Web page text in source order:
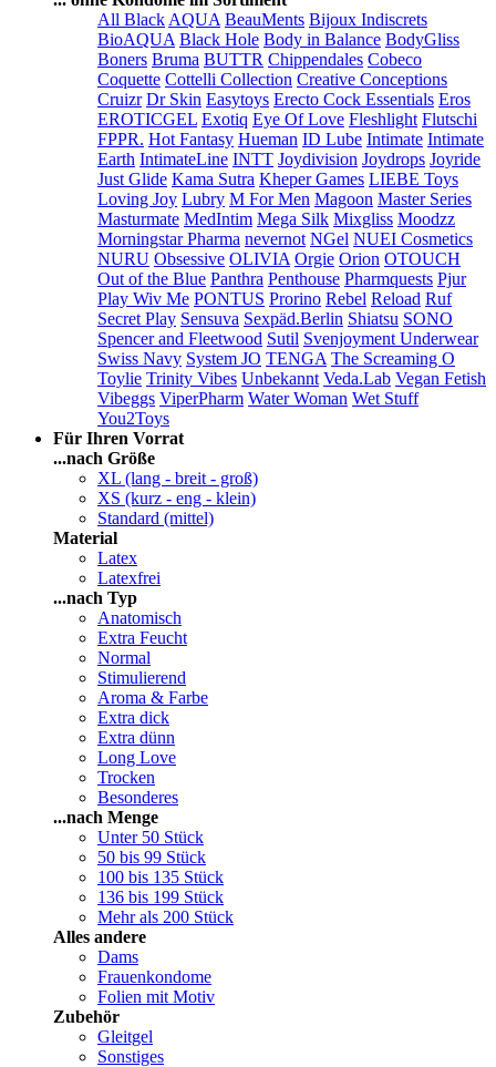
All Black AQUA BeauMents Bijoux Indiscrets
BioAQUA Black Hole Body in Balance BodyGliss
Boners Bruma BUTTR Chippendales Cobeco
Coquette Cottelli Collection Creative Conceptions
Cruizr Dr Skin Easytoys Erecto Cock Essentials Eros
EROTICGEL Exotiq Eye Of Love Fleshlight Flutschi
FPPR. Hot Fantasy Hueman ID Lube Intimate Intimate
Earth IntimateLine INTT Joydivision Joydrops Joyride
Just Glide Kama Sutra Kheper Games LIEBE Toys
Loving Joy Lubry M For Men Magoon Master Series
Masturmate MedIntim Mega Silk Mixgliss Moodzz
Morningstar Pharma nevernot NGel NUEI Cosmetics
NURU Obsessive OLIVIA Orgie Orion OTOUCH
Out of the Blue Panthra Penthouse Pharmquests Pjur
Play Wiv Me PONTUS Prorino Rebel Reload Ruf
Secret Play Sensuva Sexpäd.Berlin Shiatsu SONO
Spencer and Fleetwood Sutil Svenjoyment Underwear
Swiss Navy System JO TENGA The Screaming O
Toylie Trinity Vibes Unbekannt Veda.Lab Vegan Fetish
Vibeggs ViperPharm Water Woman Wet Stuff
You2Toys
Für Ihren Vorrat
...nach Größe
XL (lang - breit - groß)
XS (kurz - eng - klein)
Standard (mittel)
Material
Latex
Latexfrei
...nach Typ
Anatomisch
Extra Feucht
Normal
Stimulierend
Aroma & Farbe
Extra dick
Extra dünn
Long Love
Trocken
Besonderes
...nach Menge
Unter 50 Stück
50 bis 99 Stück
100 bis 135 Stück
136 bis 199 Stück
Mehr als 200 Stück
Alles andere
Dams
Frauenkondome
Folien mit Motiv
Zubehör
Gleitgel
Sonstiges